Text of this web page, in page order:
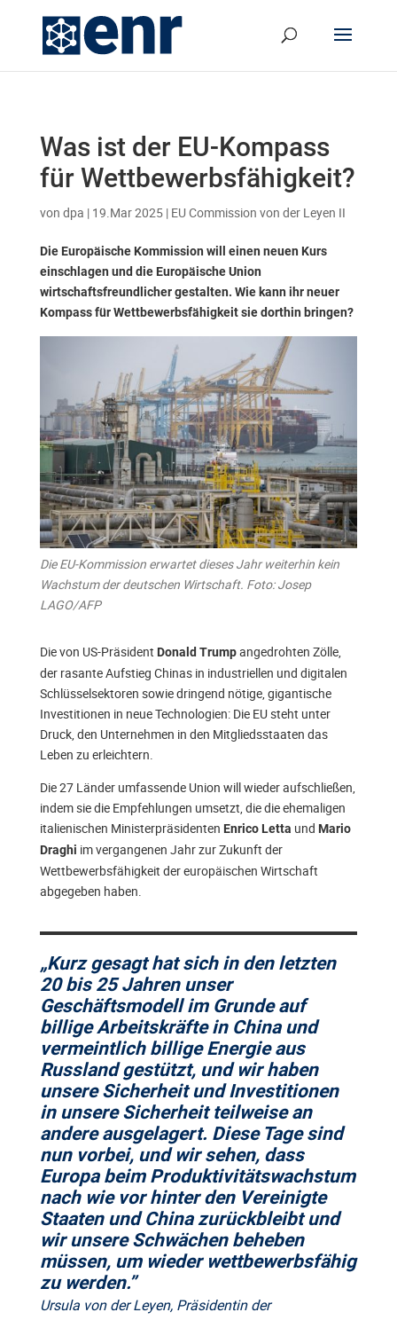
Was ist der EU-Kompass
für Wettbewerbsfähigkeit?
von dpa | 19.Mar 2025| EU Commission von der Leyen II
Die Europäische Kommission will einen neuen Kurs
einschlagen und die Europäische Union
wirtschaftsfreundlicher gestalten. Wie kann ihr neuer
Kompass für Wettbewerbsfähigkeit sie dorthin bringen?
Die EU-Kommission erwartet dieses Jahr weiterhin kein
Wachstum der deutschen Wirtschaft. Foto: Josep
LAGO/AFP
Die von US-Präsident Donald Trumpangedrohten Zölle,
der rasante Aufstieg Chinas in industriellen und digitalen
Schlüsselsektoren sowie dringend nötige, gigantische
Investitionen in neue Technologien: Die EU steht unter
Druck, den Unternehmen in den Mitgliedsstaaten das
Leben zu erleichtern.
Die 27 Länder umfassende Union will wieder aufschließen,
indem sie die Empfehlungen umsetzt, die die ehemaligen
italienischen Ministerpräsidenten Enrico Letta und Mario
Draghi im vergangenen Jahr zur Zukunft der
Wettbewerbsfähigkeit der europäischen Wirtschaft
abgegeben haben.
„Kurz gesagt hat sich in den letzten
20 bis 25 Jahren unser
Geschäftsmodell im Grunde auf
billige Arbeitskräfte in China und
vermeintlich billige Energie aus
Russland gestützt, und wir haben
unsere Sicherheit und Investitionen
in unsere Sicherheit teilweise an
andere ausgelagert. Diese Tage sind
nun vorbei, und wir sehen, dass
Europa beim Produktivitätswachstum
nach wie vor hinter den Vereinigte
Staaten und China zurückbleibt und
wir unsere Schwächen beheben
müssen, um wieder wettbewerbsfähig
zu werden.”
Ursula von der Leyen, Präsidentin der